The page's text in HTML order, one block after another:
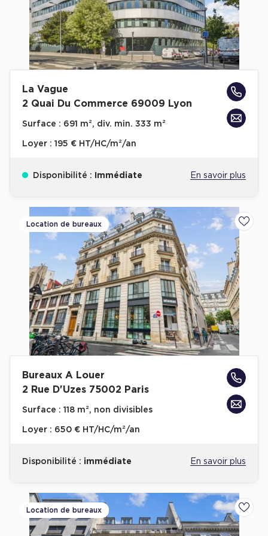
La Vague
2 Quai Du Commerce 69009 Lyon
Surface : 691 m², div. min. 333 m²
Loyer : 195 € HT/HC/m²/an
Disponibilité : Immédiate En savoir plus
Location de bureaux
Bureaux A Louer
2 Rue D'Uzes 75002 Paris
Surface : 118 m², non divisibles
Loyer : 650 € HT/HC/m²/an
Disponibilité : immédiate En savoir plus
Location de bureaux